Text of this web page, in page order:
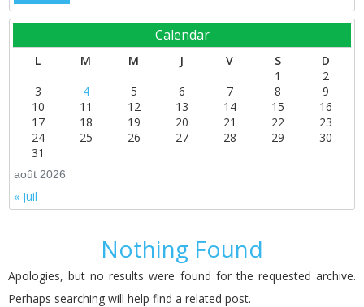
Calendar
août 2026
L M M J V S
D
1
2
3
4 5 6 7 8
9
10
11 12 13 14 15
16
17
18 19 20 21 22
23
24
25 26 27 28 29
30
31
« Juil
Nothing Found
Apologies, but no results were found for the requested archive.
Perhaps searching will help find a related post.